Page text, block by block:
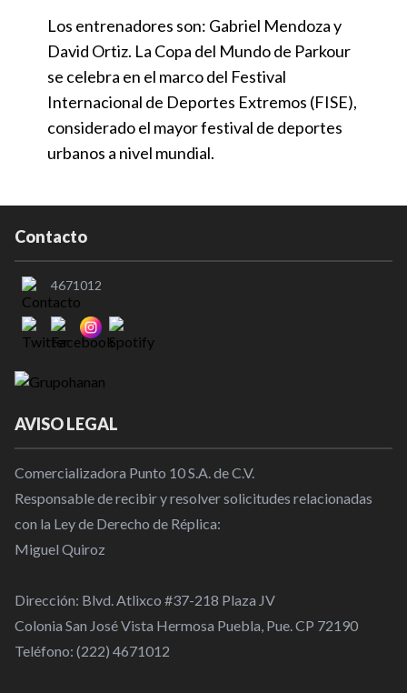
Los entrenadores son: Gabriel Mendoza y
David Ortiz. La Copa del Mundo de Parkour
se celebra en el marco del Festival
Internacional de Deportes Extremos (FISE),
considerado el mayor festival de deportes
urbanos a nivel mundial.
Contacto
4671012
AVISO LEGAL
Comercializadora Punto 10 S.A. de C.V.
Responsable de recibir y resolver solicitudes relacionadas
con la Ley de Derecho de Réplica:
Miguel Quiroz
Dirección: Blvd. Atlixco #37-218 Plaza JV
Colonia San José Vista Hermosa Puebla, Pue. CP 72190
Teléfono: (222) 4671012